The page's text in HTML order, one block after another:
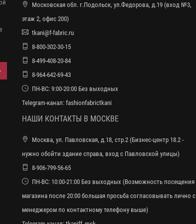
Московская обл. г.Подольск, ул.Федорова, д.19 (вход №3,
этаж 2, офис 200)
tkani@f-fabric.ru
8-800-302-30-15
8-499-408-20-84
8-964-642-69-43
ПН-ВС: 9:00-20:00 Без выходных
Telegram-канал: fashionfabrictkani
НАШИ КОНТАКТЫ В МОСКВЕ
Москва, ул. Павловская, д.18, стр.2 (Бизнес-центр 18.2 -
нужно обойти здание справа, вход с Павловской улицы)
8-906-799-56-65
ПН-ВС: 10:00-21:00 Без выходных (Возможность посещения
магазина после 20:00 большая просьба согласовывать лично с
менеджером по контактному телефону выше)